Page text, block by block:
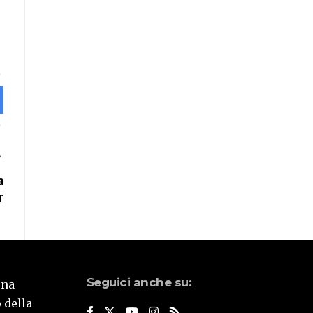
della
Seguici anche su: